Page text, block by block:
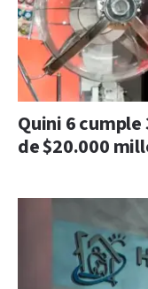
Quini 6 cumple
de $20.000